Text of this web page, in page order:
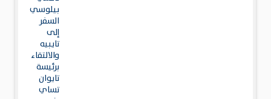
بيلوسي
السفر
إلى
تايبيه
والالتقاء
برئيسة
تايوان
تساي